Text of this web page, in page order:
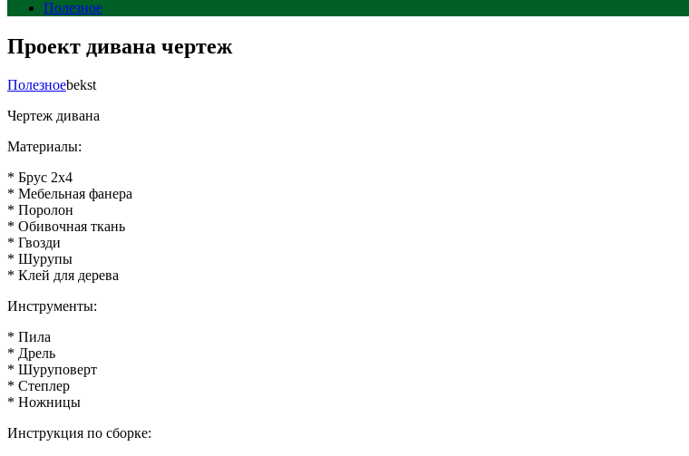
Полезное
Проект дивана чертеж
Полезноеbekst
Чертеж дивана
Материалы:
* Брус 2х4
* Мебельная фанера
* Поролон
* Обивочная ткань
* Гвозди
* Шурупы
* Клей для дерева
Инструменты:
* Пила
* Дрель
* Шуруповерт
* Степлер
* Ножницы
Инструкция по сборке: